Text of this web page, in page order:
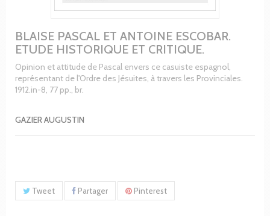
BLAISE PASCAL ET ANTOINE ESCOBAR.
ETUDE HISTORIQUE ET CRITIQUE.
Opinion et attitude de Pascal envers ce casuiste espagnol,
représentant de l'Ordre des Jésuites, à travers les Provinciales.
1912.in-8, 77 pp., br.
GAZIER AUGUSTIN
Tweet Partager Pinterest